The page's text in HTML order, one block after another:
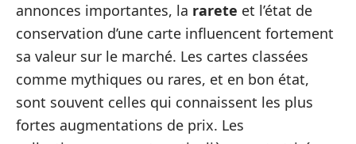
annonces importantes, la rarete et l’état de
conservation d’une carte influencent fortement
sa valeur sur le marché. Les cartes classées
comme mythiques ou rares, et en bon état,
sont souvent celles qui connaissent les plus
fortes augmentations de prix. Les